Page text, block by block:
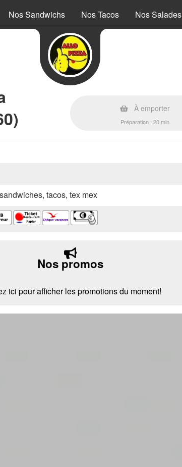
Nos Sandwichs Nos Tacos Nos Salades
À emporter
Préparation : 20 min
tacos, tex mex
Nos promos
ici pour afficher les promotions du moment!